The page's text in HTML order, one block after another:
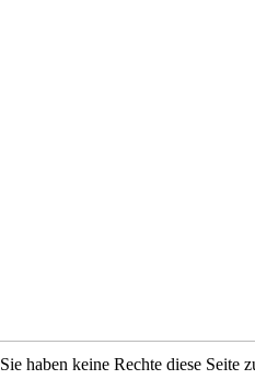
Sie haben keine Rechte diese Seite